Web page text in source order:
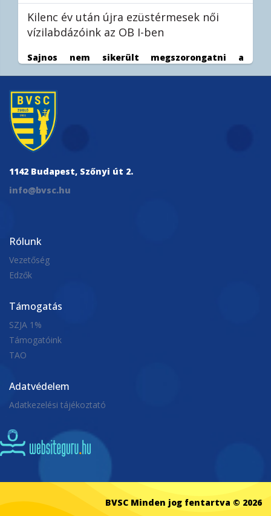
Kilenc év után újra ezüstérmesek női
vízilabdázóink az OB I-ben
Sajnos nem sikerült megszorongatni a
harmad...
máj. 31, 2026
Bronzéremmel zárjuk a szezont!
Férficsapatunk harmadszor is legyőzte a
Szolnokot a bronzpárharcban így éremmel
1142 Budapest, Szőnyi út 2.
info@bvsc.hu
Rólunk
Vezetőség
Edzők
Támogatás
SZJA 1%
Támogatóink
TAO
Adatvédelem
Adatkezelési tájékoztató
BVSC Minden jog fentartva © 2026